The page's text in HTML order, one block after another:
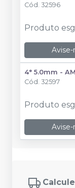
Cód. 32596
Produto
4° 5.0mm -
Cód. 32597
Produto